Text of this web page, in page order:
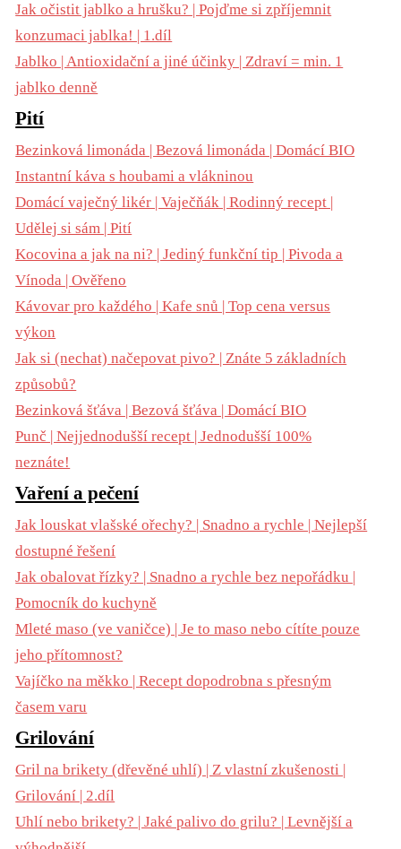
Jak očistit jablko a hrušku? | Pojďme si zpříjemnit
konzumaci jablka! | 1.díl
Jablko | Antioxidační a jiné účinky | Zdraví = min. 1
jablko denně
Pití
Bezinková limonáda | Bezová limonáda | Domácí BIO
Instantní káva s houbami a vlákninou
Domácí vaječný likér | Vaječňák | Rodinný recept |
Udělej si sám | Pití
Kocovina a jak na ni? | Jediný funkční tip | Pivoda a
Vínoda | Ověřeno
Kávovar pro každého | Kafe snů | Top cena versus
výkon
Jak si (nechat) načepovat pivo? | Znáte 5 základních
způsobů?
Bezinková šťáva | Bezová šťáva | Domácí BIO
Punč | Nejjednodušší recept | Jednodušší 100%
neznáte!
Vaření a pečení
Jak louskat vlašské ořechy? | Snadno a rychle | Nejlepší
dostupné řešení
Jak obalovat řízky? | Snadno a rychle bez nepořádku |
Pomocník do kuchyně
Mleté maso (ve vaničce) | Je to maso nebo cítíte pouze
jeho přítomnost?
Vajíčko na měkko | Recept dopodrobna s přesným
časem varu
Grilování
Gril na brikety (dřevěné uhlí) | Z vlastní zkušenosti |
Grilování | 2.díl
Uhlí nebo brikety? | Jaké palivo do grilu? | Levnější a